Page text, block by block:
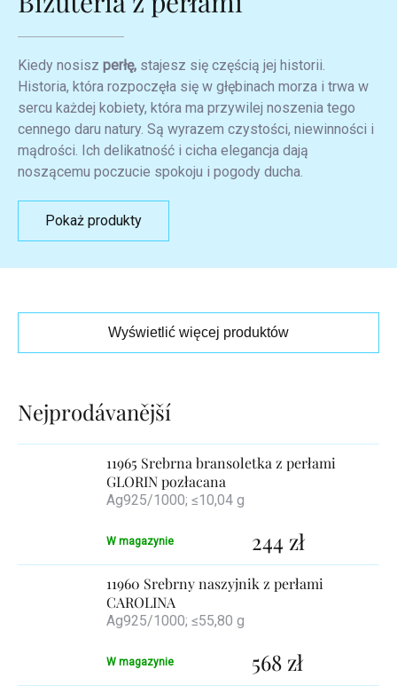
Kiedy nosisz perłę, stajesz się częścią jej historii.
Historia, która rozpoczęła się w głębinach morza i trwa w
sercu każdej kobiety, która ma przywilej noszenia tego
cennego daru natury. Są wyrazem czystości, niewinności i
mądrości. Ich delikatność i cicha elegancja dają
noszącemu poczucie spokoju i pogody ducha.
Pokaż produkty
Wyświetlić więcej produktów
11965 Srebrna bransoletka z perłami
GLORIN pozłacana
Ag925/1000; ≤10,04 g
W magazynie 244 zł
11960 Srebrny naszyjnik z perłami
CAROLINA
Ag925/1000; ≤55,80 g
W magazynie 568 zł
Lista
produktów